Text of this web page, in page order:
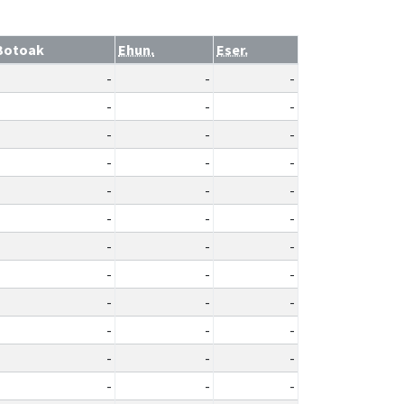
Ehun.
Eser.
- -
-
- -
-
- -
-
- -
-
- -
-
- -
-
- -
-
- -
-
- -
-
- -
-
- -
-
- -
-